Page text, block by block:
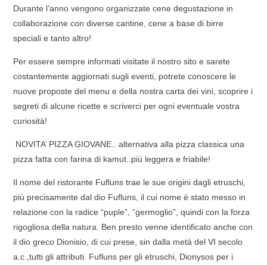
Durante l’anno vengono organizzate cene degustazione in
collaborazione con diverse cantine, cene a base di birre
speciali e tanto altro!
Per essere sempre informati visitate il nostro sito e sarete
costantemente aggiornati sugli eventi, potrete conoscere le
nuove proposte del menu e della nostra carta dei vini, scoprire i
segreti di alcune ricette e scriverci per ogni eventuale vostra
curiosità!
NOVITA’ PIZZA GIOVANE.. alternativa alla pizza classica una
pizza fatta con farina di kamut..più leggera e friabile!
Il nome del ristorante Fufluns trae le sue origini dagli etruschi,
più precisamente dal dio Fufluns, il cui nome è stato messo in
relazione con la radice “puple”, “germoglio”, quindi con la forza
rigogliosa della natura. Ben presto venne identificato anche con
il dio greco Dionisio, di cui prese, sin dalla metà del VI secolo
a.c.,tutti gli attributi. Fufluns per gli etruschi, Dionysos per i